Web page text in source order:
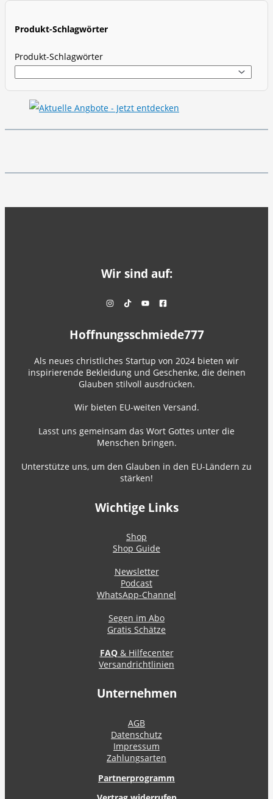
Produkt-Schlagwörter
Produkt-Schlagwörter
Wir sind auf:
Hoffnungsschmiede777
Als neues christliches Startup von 2024 bieten wir
inspirierende Bekleidung und Geschenke, die deinen
Glauben stilvoll ausdrücken.
Wir bieten EU-weiten Versand.
Lasst uns gemeinsam das Wort Gottes unter die
Menschen bringen.
Unterstütze uns, um den Glauben in den EU-Ländern zu
stärken!
Wichtige Links
Shop
Shop Guide
Newsletter
Podcast
WhatsApp-Channel
Segen im Abo
Gratis Schätze
FAQ& Hilfecenter
Versandrichtlinien
Unternehmen
AGB
Datenschutz
Impressum
Zahlungsarten
Partnerprogramm